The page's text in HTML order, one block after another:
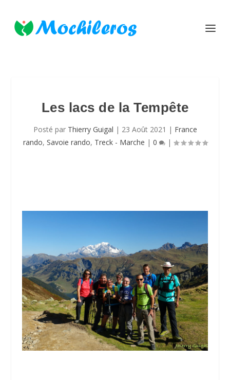
Les lacs de la Tempête
Posté par Thierry Guigal | 23 Août 2021 | France
rando, Savoie rando, Treck - Marche | 0 |